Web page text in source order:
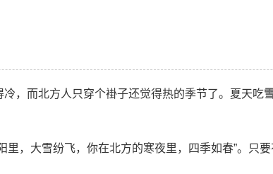
，而北方人只穿个褂子还觉得热的季节了。夏天吃
里，大雪纷飞，你在北方的寒夜里，四季如春”。只